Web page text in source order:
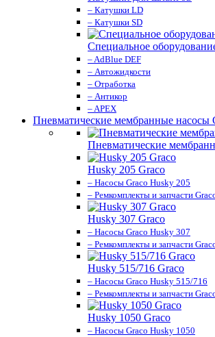
– Катушки LD
– Катушки SD
Специальное
– AdBlue DEF
– Автожидкости
– Отработка
– Антикор
– APEX
Пневматические мембранные насосы
Пневматические
Husky 205 Graco
– Насосы Graco Husky 205
– Ремкомплекты и запчасти
Husky 307 Graco
– Насосы Graco Husky 307
– Ремкомплекты и запчасти
Husky 515/716 Graco
– Насосы Graco Husky 515/716
– Ремкомплекты и запчасти
Husky 1050 Graco
– Насосы Graco Husky 1050